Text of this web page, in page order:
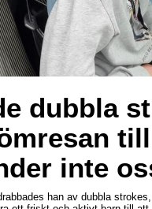
dubbla
inte
han av dubbla